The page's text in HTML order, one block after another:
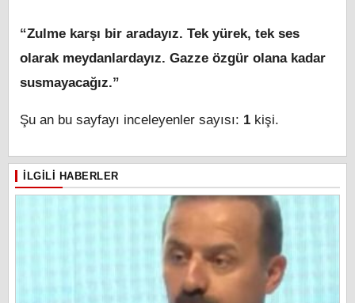
“Zulme karşı bir aradayız. Tek yürek, tek ses
olarak meydanlardayız. Gazze özgür olana kadar
susmayacağız.”
Şu an bu sayfayı inceleyenler sayısı: 1 kişi.
İLGILI HABERLER